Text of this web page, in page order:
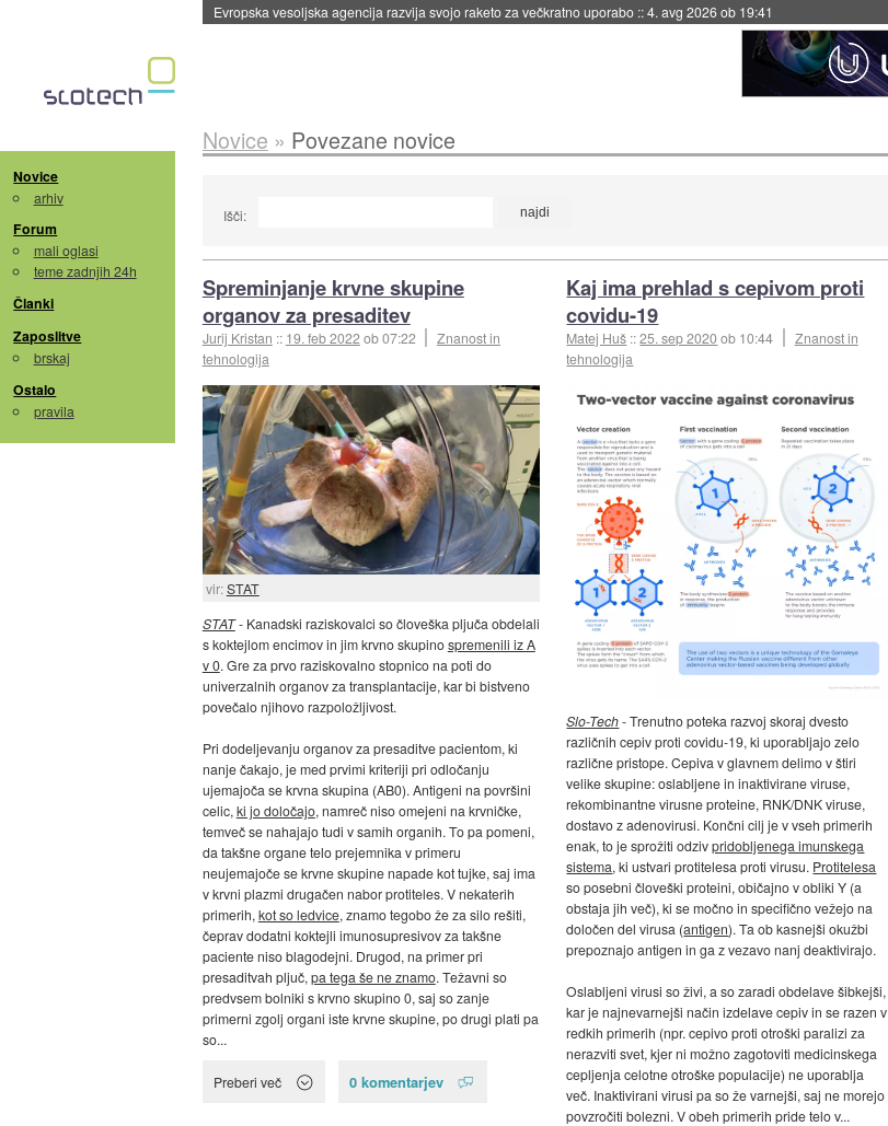
Evropska vesoljska agencija razvija svojo raketo za večkratno uporabo ::4. avg 2026 ob 19:41
Novice
arhiv
Forum
mali oglasi
teme zadnjih 24h
Članki
Zaposlitve
brskaj
Ostalo
pravila
Novice » Povezane novice
Išči:
Spreminjanje krvne skupine
organov za presaditev
Jurij Kristan :: 19. feb 2022ob 07:22
Znanost in
tehnologija
vir:STAT
STAT- Kanadski raziskovalci so človeška pljuča obdelali
s koktejlom encimov in jim krvno skupinospremenili iz A
v 0. Gre za prvo raziskovalno stopnico na poti do
univerzalnih organov za transplantacije, kar bi bistveno
povečalo njihovo razpoložljivost.
Pri dodeljevanju organov za presaditve pacientom, ki
nanje čakajo, je med prvimi kriteriji pri odločanju
ujemajoča se krvna skupina (AB0). Antigeni na površini
celic, ki jo določajo, namreč niso omejeni na krvničke,
temveč se nahajajo tudi v samih organih. To pa pomeni,
da takšne organe telo prejemnika v primeru
neujemajoče se krvne skupine napade kot tujke, saj ima
v krvni plazmi drugačen nabor protiteles. V nekaterih
primerih, kot so ledvice, znamo tegobo že za silo rešiti,
čeprav dodatni koktejli imunosupresivov za takšne
paciente niso blagodejni. Drugod, na primer pri
presaditvah pljuč, pa tega še ne znamo. Težavni so
predvsem bolniki s krvno skupino 0, saj so zanje
primerni zgolj organi iste krvne skupine, po drugi plati pa
so...
Preberi več 0 komentarjev
Kaj ima prehlad s cepivom proti
covidu-19
Matej Huš ::25. sep 2020ob 10:44
Znanost in
tehnologija
Slo-Tech- Trenutno poteka razvoj skoraj dvesto
različnih cepiv proti covidu-19, ki uporabljajo zelo
različne pristope. Cepiva v glavnem delimo v štiri
velike skupine: oslabljene in inaktivirane viruse,
rekombinantne virusne proteine, RNK/DNK viruse,
dostavo z adenovirusi. Končni cilj je v vseh primerih
enak, to je sprožiti odzivpridobljenega imunskega
sistema, ki ustvari protitelesa proti virusu. Protitelesa
so posebni človeški proteini, običajno v obliki Y (a
obstaja jih več), ki se močno in specifično vežejo na
določen del virusa (antigen). Ta ob kasnejši okužbi
prepoznajo antigen in ga z vezavo nanj deaktivirajo.
Oslabljeni virusi so živi, a so zaradi obdelave šibkejši,
kar je najnevarnejši način izdelave cepiv in se razen v
redkih primerih (npr. cepivo proti otroški paralizi za
nerazviti svet, kjer ni možno zagotoviti medicinskega
cepljenja celotne otroške populacije) ne uporablja
več. Inaktivirani virusi pa so že varnejši, saj ne morejo
povzročiti bolezni. V obeh primerih pride telo v...